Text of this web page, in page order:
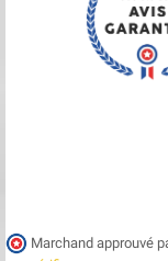
Marchand approuvé